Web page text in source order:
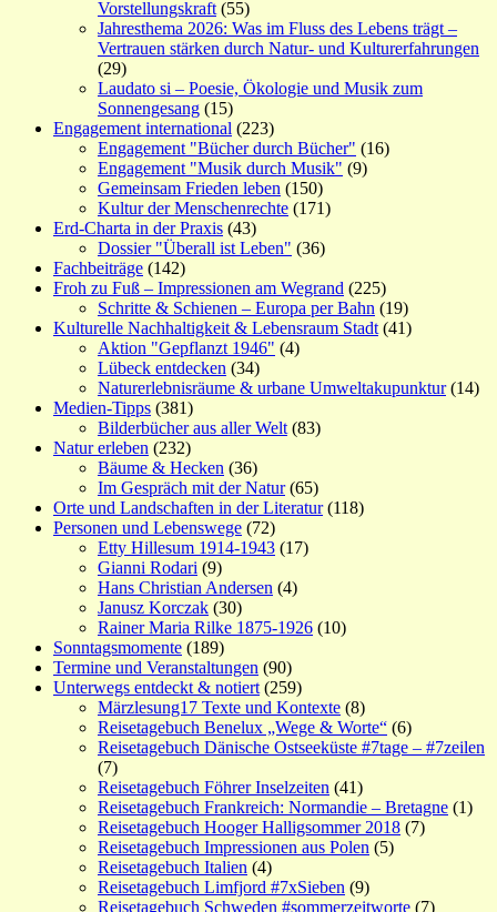
Vorstellungskraft (55)
Jahresthema 2026: Was im Fluss des Lebens trägt –
Vertrauen stärken durch Natur- und Kulturerfahrungen
(29)
Laudato si – Poesie, Ökologie und Musik zum
Sonnengesang (15)
Engagement international (223)
Engagement "Bücher durch Bücher" (16)
Engagement "Musik durch Musik" (9)
Gemeinsam Frieden leben (150)
Kultur der Menschenrechte (171)
Erd-Charta in der Praxis (43)
Dossier "Überall ist Leben" (36)
Fachbeiträge (142)
Froh zu Fuß – Impressionen am Wegrand (225)
Schritte & Schienen – Europa per Bahn (19)
Kulturelle Nachhaltigkeit & Lebensraum Stadt (41)
Aktion "Gepflanzt 1946" (4)
Lübeck entdecken (34)
Naturerlebnisräume & urbane Umweltakupunktur(14)
Medien-Tipps (381)
Bilderbücher aus aller Welt (83)
Natur erleben (232)
Bäume & Hecken (36)
Im Gespräch mit der Natur(65)
Orte und Landschaften in der Literatur(118)
Personen und Lebenswege (72)
Etty Hillesum 1914-1943 (17)
Gianni Rodari (9)
Hans Christian Andersen (4)
Janusz Korczak (30)
Rainer Maria Rilke 1875-1926 (10)
Sonntagsmomente (189)
Termine und Veranstaltungen (90)
Unterwegs entdeckt & notiert (259)
Märzlesung17 Texte und Kontexte (8)
Reisetagebuch Benelux „Wege & Worte“ (6)
Reisetagebuch Dänische Ostseeküste #7tage – #7zeilen
(7)
Reisetagebuch Föhrer Inselzeiten (41)
Reisetagebuch Frankreich: Normandie – Bretagne (1)
Reisetagebuch Hooger Halligsommer 2018 (7)
Reisetagebuch Impressionen aus Polen (5)
Reisetagebuch Italien (4)
Reisetagebuch Limfjord #7xSieben (9)
Reisetagebuch Schweden #sommerzeitworte (7)